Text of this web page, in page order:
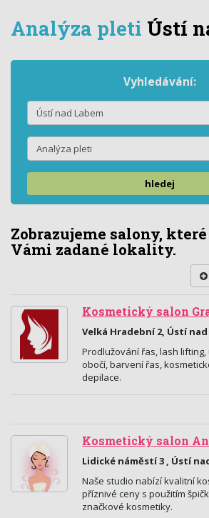
Analýza pleti Ústí
Vyhledávání:
hledej
Zobrazujeme salony,
Vámi zadané lokality.
Kosmetický salon
Velká Hradební 2, Ústí nad
Prodlužování řas, lash
obočí, barvení řas,
depilace.
Kosmetický salon
Lidické náměstí 3 , Ústí
Naše studio nabízí kvalitní
příznivé ceny s použitím
značkové kosmetiky.